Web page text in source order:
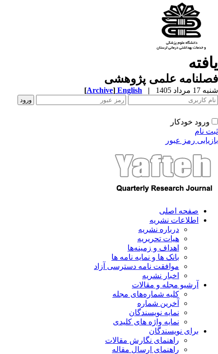
علمی پژوهشی
مرداد 1405 |
English
[Archive]
ورود خودکار
نام
رمز عبور
صفحه اصلی
اطلاعات نشریه
درباره نشریه
هیات تحریریه
اهداف و زمینه‌ها
بانک ها و نمایه نامه ها
موافقت نامه دسترسی آزاد
اخبار نشریه
آرشیو مجله و مقالات
کلیه شماره‌های مجله
آخرین شماره
نمایه نویسندگان
نمایه واژه های کلیدی
برای نویسندگان
راهنمای نگارش مقالات
راهنمای ارسال مقاله